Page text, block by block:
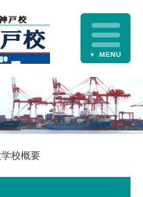
▼ MENU
学校概要